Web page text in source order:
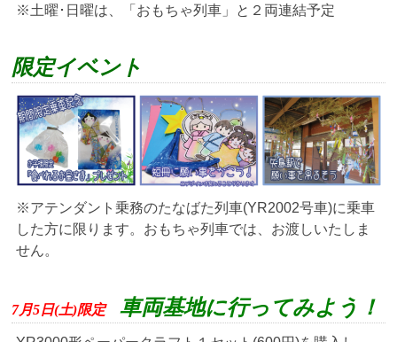
※土曜･日曜は、「おもちゃ列車」と２両連結予定
限定イベント
※アテンダント乗務のたなばた列車(YR2002号車)に乗車
した方に限ります。おもちゃ列車では、お渡しいたしま
せん。
7月5日(土)限定 車両基地に行ってみよう！